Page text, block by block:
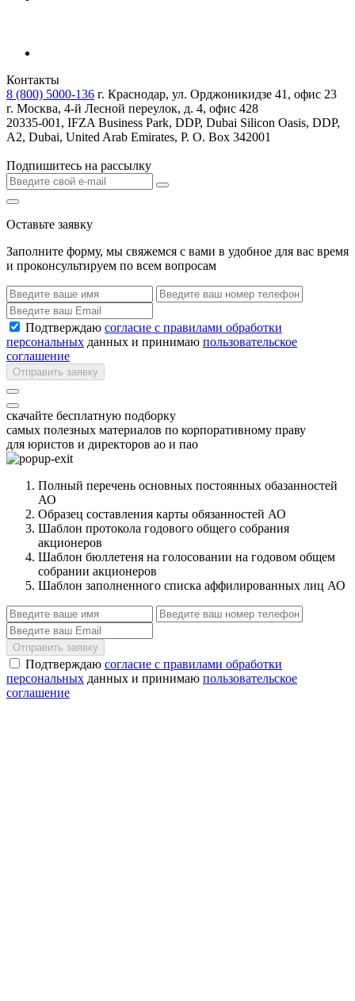
Контакты
8 (800) 5000-136 г. Краснодар, ул. Орджоникидзе 41, офис 23
г. Москва, 4-й Лесной переулок, д. 4, офис 428
20335-001, IFZA Business Park, DDP, Dubai Silicon Oasis, DDP,
A2, Dubai, United Arab Emirates, P. O. Box 342001
Подпишитесь на рассылку
Оставьте заявку
Заполните форму, мы свяжемся с вами в удобное для вас время
и проконсультируем по всем вопросам
Подтверждаю согласие с правилами обработки
персональных данных и принимаю пользовательское
соглашение
Отправить заявку
скачайте бесплатную подборку
самых полезных материалов по корпоративному праву
для юристов и директоров ао и пао
Полный перечень основных постоянных обазанностей
АО
Образец составления карты обязанностей АО
Шаблон протокола годового общего собрания
акционеров
Шаблон бюллетеня на голосовании на годовом общем
собрании акционеров
Шаблон заполненного списка аффилированных лиц АО
Отправить заявку
Подтверждаю согласие с правилами обработки
персональных данных и принимаю пользовательское
соглашение